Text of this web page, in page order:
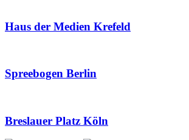
Haus der Medien Krefeld
Spreebogen Berlin
Breslauer Platz Köln